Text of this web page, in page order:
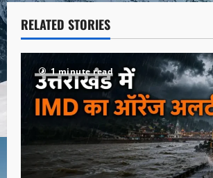
RELATED STORIES
1 minute read